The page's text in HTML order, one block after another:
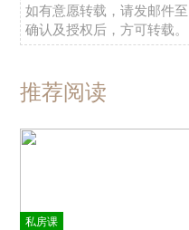
如有意愿转载，请发邮件至
确认及授权后，方可转载。
推荐阅读
私房课